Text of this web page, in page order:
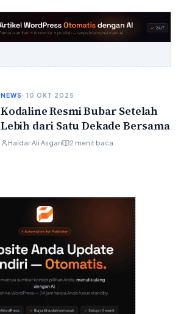
NEWS· 10 OKT 2025
Kodaline Resmi Bubar Setelah
Lebih dari Satu Dekade Bersama
Haidar Ali Asgari 2 menit baca